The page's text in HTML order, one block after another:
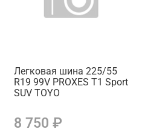
Легковая шина 225/55
R19 99V PROXES T1 Sport
SUV TOYO
8 750 ₽